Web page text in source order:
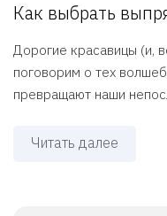
Как выбрать
Дорогие красавицы (и,
поговорим о тех
превращают наши
Читать далее